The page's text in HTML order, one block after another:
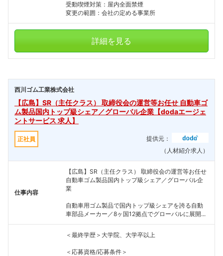
受動喫煙対策：屋内全面禁煙
変更の範囲：会社の定める事業所
詳細を見る
西川ゴム工業株式会社
【広島】SR（主任クラス） 取締役会の運営等お任せ 自動車ゴ
ム製品国内トップ級シェア／グローバル企業【dodaエージェ
ントサービス 求人】
正社員
提供元：
（人材紹介求人）
仕事内容
【広島】SR（主任クラス） 取締役会の運営等お任せ
自動車ゴム製品国内トップ級シェア／グローバル企
業
自動車用ゴム製品で国内トップ級シェアを誇る自動
車部品メーカー／8ヶ国12拠点でグローバルに展開...
＜最終学歴＞大学院、大学卒以上
＜応募資格/応募条件＞